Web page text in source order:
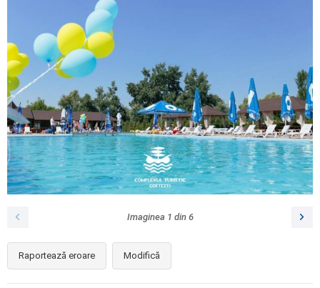
Imaginea 1 din 6
Raportează eroare Modifică